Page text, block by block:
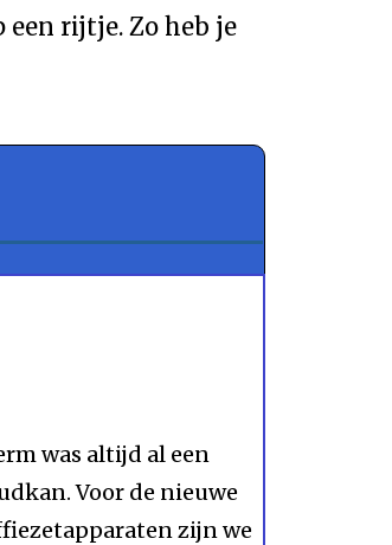
rijtje. Zo heb je
was altijd al een
Voor de nieuwe
zijn we